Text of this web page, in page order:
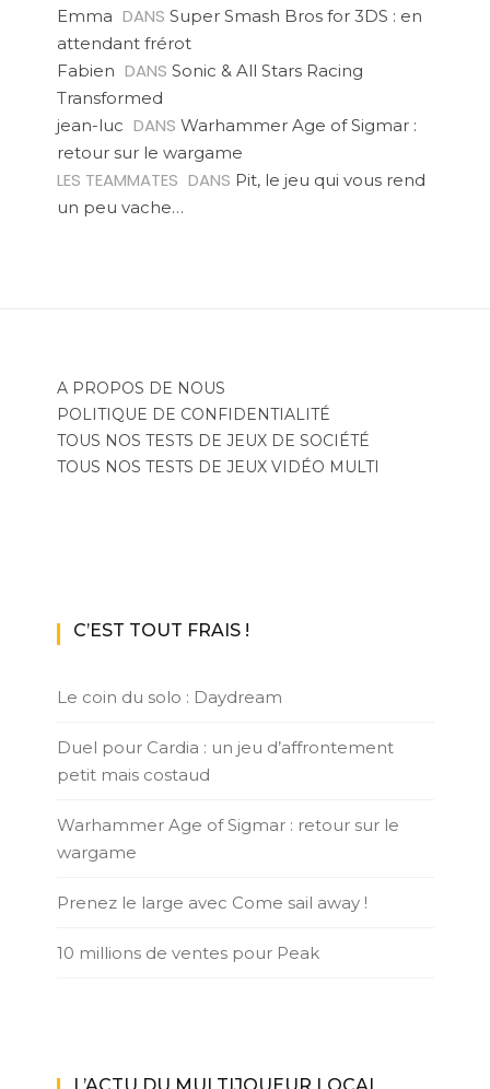
Emma DANS Super Smash Bros for 3DS : en
attendant frérot
Fabien DANS Sonic & All Stars Racing
Transformed
jean-luc DANS Warhammer Age of Sigmar :
retour sur le wargame
LES TEAMMATES DANS Pit, le jeu qui vous rend
un peu vache…
A PROPOS DE NOUS
POLITIQUE DE CONFIDENTIALITÉ
TOUS NOS TESTS DE JEUX DE SOCIÉTÉ
TOUS NOS TESTS DE JEUX VIDÉO MULTI
C’EST TOUT FRAIS !
Le coin du solo : Daydream
Duel pour Cardia : un jeu d’affrontement
petit mais costaud
Warhammer Age of Sigmar : retour sur le
wargame
Prenez le large avec Come sail away !
10 millions de ventes pour Peak